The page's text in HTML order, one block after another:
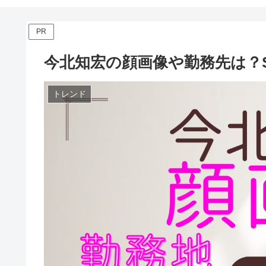
PR
今北知宏の顔画像や勤務先は
トレンド